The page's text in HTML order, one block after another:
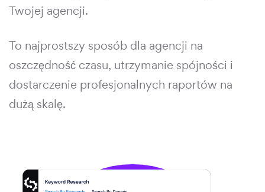
Twojej agencji.
To najprostszy sposób dla agencji na
oszczędność czasu, utrzymanie spójności i
dostarczenie profesjonalnych raportów na
dużą skalę.